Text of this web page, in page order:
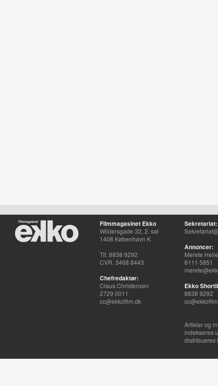
Filmmagasinet Ekko
Wildersgade 32, 2. sal
1408 København K
Tlf. 8838 9292
CVR. 3468 8443
Chefredaktør:
Claus Christensen
2729 0011
cc@ekkofilm.dk
Sekretariat:
Annoncer:
Merete
6111 5851
Ekko
8838 9292
Artikler og
indekseres
distribueres